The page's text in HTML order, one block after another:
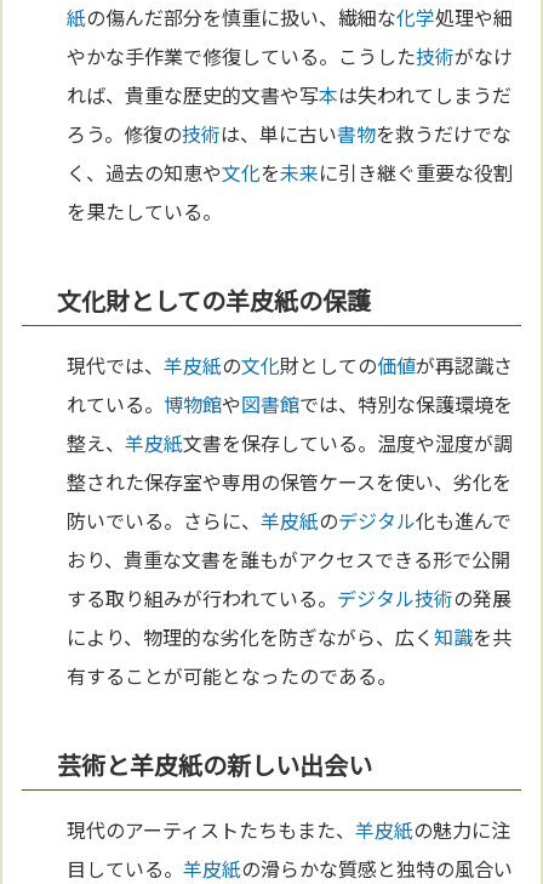
紙の傷んだ部分を慎重に扱い、繊細な化学処理や細
やかな手作業で修復している。こうした技術がなけ
れば、貴重な歴史的文書や写本は失われてしまうだ
ろう。修復の技術は、単に古い書物を救うだけでな
く、過去の知恵や文化を未来に引き継ぐ重要な役割
を果たしている。
文化財としての羊皮紙の保護
現代では、羊皮紙の文化財としての価値が再認識さ
れている。 博物館や図書館では、特別な保護環境を
整え、羊皮紙文書を保存している。温度や湿度が調
整された保存室や専用の保管ケースを使い、劣化を
防いでいる。さらに、羊皮紙のデジタル化も進んで
おり、貴重な文書を誰もがアクセスできる形で公開
する取り組みが行われている。 デジタル技術の発展
により、物理的な劣化を防ぎながら、広く知識を共
有することが可能となったのである。
芸術と羊皮紙の新しい出会い
現代のアーティストたちもまた、羊皮紙の魅力に注
目している。羊皮紙の滑らかな質感と独特の風合い